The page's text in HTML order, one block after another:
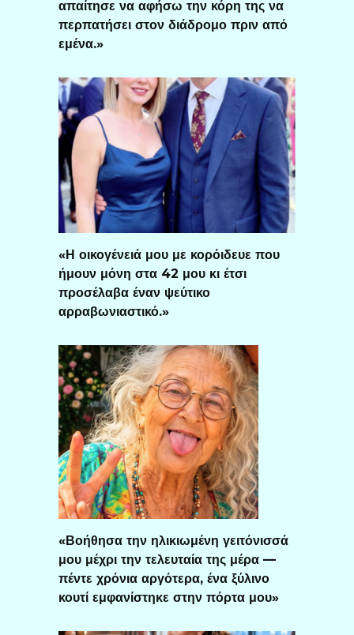
απαίτησε να αφήσω την κόρη της να
περπατήσει στον διάδρομο πριν από
εμένα.»
«Η οικογένειά μου με κορόιδευε που
ήμουν μόνη στα 42 μου κι έτσι
προσέλαβα έναν ψεύτικο
αρραβωνιαστικό.»
«Βοήθησα την ηλικιωμένη γειτόνισσά
μου μέχρι την τελευταία της μέρα —
πέντε χρόνια αργότερα, ένα ξύλινο
κουτί εμφανίστηκε στην πόρτα μου»